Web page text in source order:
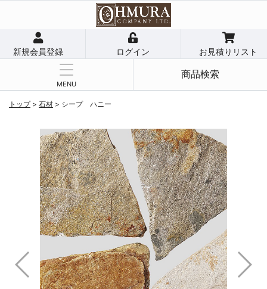
新規会員登録 ログイン お見積りリスト
MENU
商品検索
トップ> 石材 > シープ ハニー